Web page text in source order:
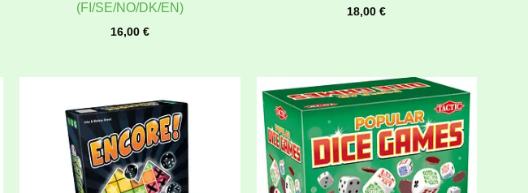
(FI/SE/NO/DK/EN)
16,00 €
18,00€